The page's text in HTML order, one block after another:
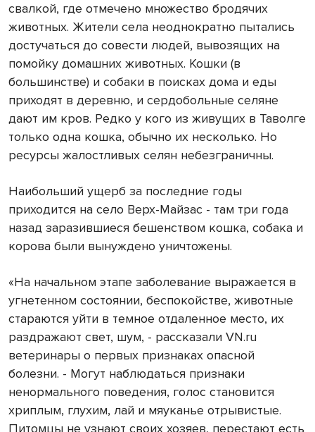
свалкой, где отмечено множество бродячих
животных. Жители села неоднократно пытались
достучаться до совести людей, вывозящих на
помойку домашних животных. Кошки (в
большинстве) и собаки в поисках дома и еды
приходят в деревню, и сердобольные селяне
дают им кров. Редко у кого из живущих в Таволге
только одна кошка, обычно их несколько. Но
ресурсы жалостливых селян небезграничны.
Наибольший ущерб за последние годы
приходится на село Верх-Майзас - там три года
назад заразившиеся бешенством кошка, собака и
корова были вынуждено уничтожены.
«На начальном этапе заболевание выражается в
угнетенном состоянии, беспокойстве, животные
стараются уйти в темное отдаленное место, их
раздражают свет, шум, - рассказали VN.ru
ветеринары о первых признаках опасной
болезни. - Могут наблюдаться признаки
ненормального поведения, голос становится
хриплым, глухим, лай и мяуканье отрывистые.
Питомцы не узнают своих хозяев, перестают есть